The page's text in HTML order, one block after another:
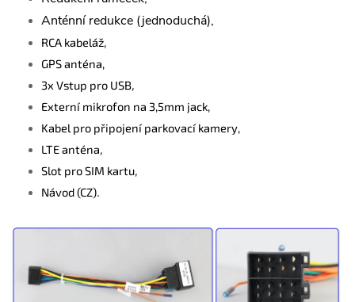
Anténní redukce (jednoduchá),
RCA kabeláž,
GPS anténa,
3x Vstup pro USB,
Externí mikrofon na 3,5mm jack,
Kabel pro připojení parkovací kamery,
LTE anténa,
Slot pro SIM kartu,
Návod (CZ).